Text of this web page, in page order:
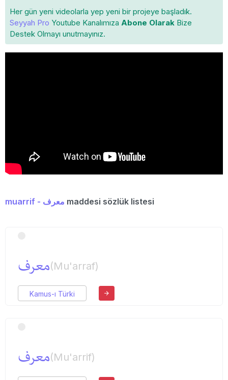
Her gün yeni videolarla yep yeni bir projeye başladık.
Seyyah Pro Youtube Kanalımıza Abone Olarak Bize
Destek Olmayı unutmayınız.
muarrif - معرف maddesi sözlük listesi
معرف(Mu'arraf)
Kamus-ı Türki
معرف(Mu'arrif)